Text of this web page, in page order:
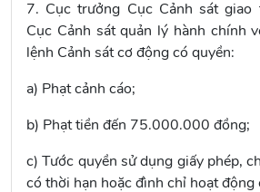
7. Cục trưởng Cục Cảnh sát giao
Cục Cảnh sát quản lý hành chính
lệnh Cảnh sát cơ động có quyền:
a) Phạt cảnh cáo;
b) Phạt tiền đến 75.000.000 đồng;
c) Tước quyền sử dụng giấy phép,
có thời hạn hoặc đình chỉ hoạt động